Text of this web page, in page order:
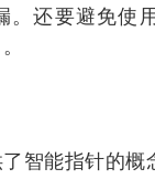
。还要避免使
智能指针的概